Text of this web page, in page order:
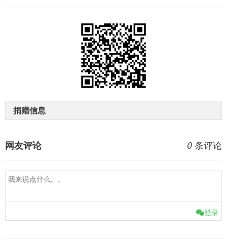
捐赠信息
0 条评论
网友评论
登录